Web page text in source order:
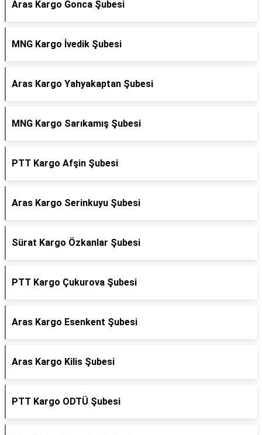
Aras Kargo Gonca Şubesi
MNG Kargo İvedik Şubesi
Aras Kargo Yahyakaptan Şubesi
MNG Kargo Sarıkamış Şubesi
PTT Kargo Afşin Şubesi
Aras Kargo Serinkuyu Şubesi
Sürat Kargo Özkanlar Şubesi
PTT Kargo Çukurova Şubesi
Aras Kargo Esenkent Şubesi
Aras Kargo Kilis Şubesi
PTT Kargo ODTÜ Şubesi